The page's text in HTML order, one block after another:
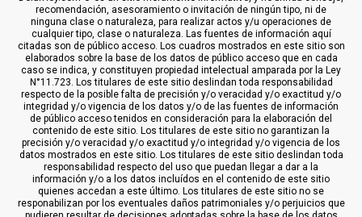
recomendación, asesoramiento o invitación de ningún tipo, ni de
ninguna clase o naturaleza, para realizar actos y/u operaciones de
cualquier tipo, clase o naturaleza. Las fuentes de información aquí
citadas son de público acceso. Los cuadros mostrados en este sitio son
elaborados sobre la base de los datos de público acceso que en cada
caso se indica, y constituyen propiedad intelectual amparada por la Ley
N°11.723. Los titulares de este sitio deslindan toda responsabilidad
respecto de la posible falta de precisión y/o veracidad y/o exactitud y/o
integridad y/o vigencia de los datos y/o de las fuentes de información
de público acceso tenidos en consideración para la elaboración del
contenido de este sitio. Los titulares de este sitio no garantizan la
precisión y/o veracidad y/o exactitud y/o integridad y/o vigencia de los
datos mostrados en este sitio. Los titulares de este sitio deslindan toda
responsabilidad respecto del uso que puedan llegar a dar a la
información y/o a los datos incluídos en el contenido de este sitio
quienes accedan a este último. Los titulares de este sitio no se
responabilizan por los eventuales daños patrimoniales y/o perjuicios que